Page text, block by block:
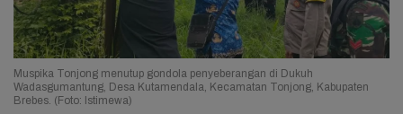
Muspika Tonjong menutup gondola penyeberangan di Dukuh
Wadasgumantung, Desa Kutamendala, Kecamatan Tonjong, Kabupaten
Brebes. (Foto: Istimewa)